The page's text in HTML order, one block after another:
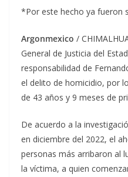
*Por este hecho ya fueron
Argonmexico /
General de Justicia del
responsabilidad de
el delito de homicidio, por
de 43 años y 9 meses de
De acuerdo a la
en diciembre del 2022, el
personas más arribaron al
la víctima, a quien